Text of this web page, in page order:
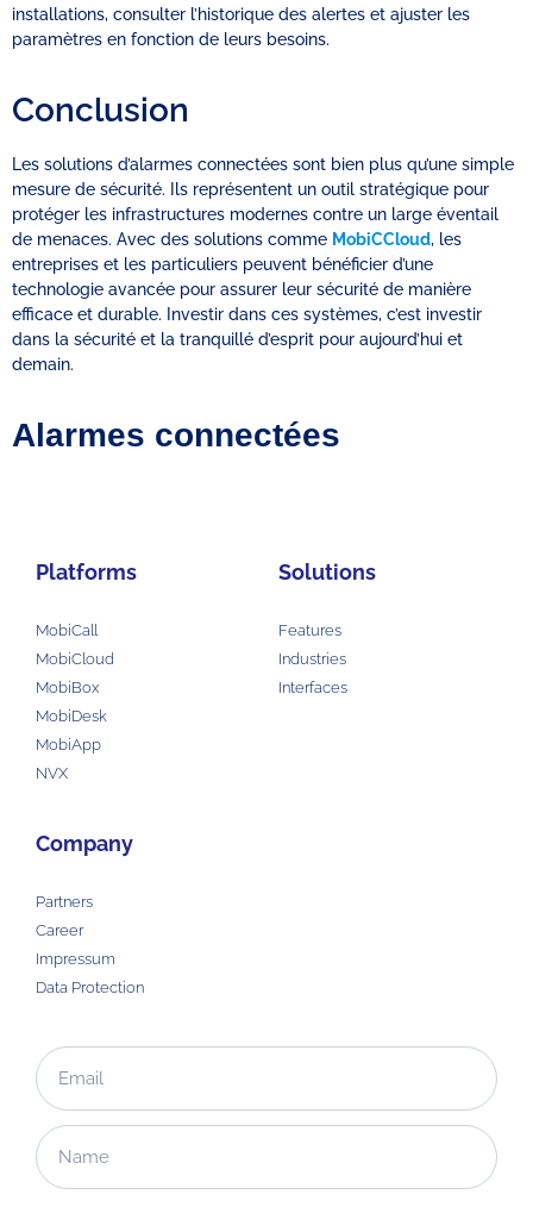
installations, consulter l’historique des alertes et ajuster les
paramètres en fonction de leurs besoins.
Conclusion
Les solutions d’alarmes connectées sont bien plus qu’une simple
mesure de sécurité. Ils représentent un outil stratégique pour
protéger les infrastructures modernes contre un large éventail
de menaces. Avec des solutions comme MobiCCloud, les
entreprises et les particuliers peuvent bénéficier d’une
technologie avancée pour assurer leur sécurité de manière
efficace et durable. Investir dans ces systèmes, c’est investir
dans la sécurité et la tranquillé d’esprit pour aujourd’hui et
demain.
Alarmes connectées
Platforms
MobiCall
MobiCloud
MobiBox
MobiDesk
MobiApp
NVX
Solutions
Features
Industries
Interfaces
Company
Partners
Career
Impressum
Data Protection